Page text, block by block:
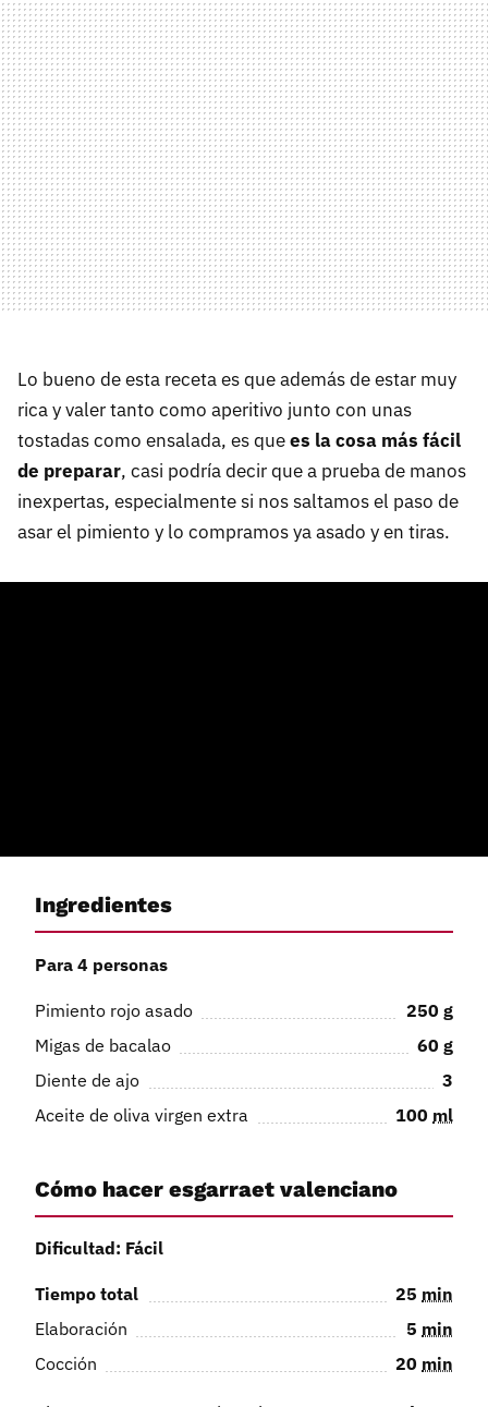
Lo bueno de esta receta es que además de estar muy
rica y valer tanto como aperitivo junto con unas
tostadas como ensalada, es quees la cosa más fácil
de preparar, casi podría decir que a prueba de manos
inexpertas, especialmente si nos saltamos el paso de
asar el pimiento y lo compramos ya asado y en tiras.
Ingredientes
Para 4 personas
Pimiento rojo asado 250 g
Migas de bacalao
60 g
Diente de ajo
3
Aceite de oliva virgen extra
100 ml
Cómo hacer esgarraet valenciano
Dificultad: Fácil
Tiempo total 25 min
Elaboración
5 min
Cocción
20 min